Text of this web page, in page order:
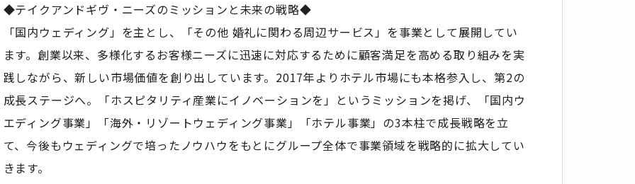
◆テイクアンドギヴ・ニーズのミッションと未来の戦略◆
「国内ウェディング」を主とし、「その他 婚礼に関わる周辺サービス」を事業として展開してい
ます。創業以来、多様化するお客様ニーズに迅速に対応するために顧客満足を高める取り組みを実
践しながら、新しい市場価値を創り出しています。2017年よりホテル市場にも本格参入し、第2の
成長ステージへ。「ホスピタリティ産業にイノベーションを」というミッションを掲げ、「国内ウ
エディング事業」「海外・リゾートウェディング事業」「ホテル事業」の3本柱で成長戦略を立
て、今後もウェディングで培ったノウハウをもとにグループ全体で事業領域を戦略的に拡大してい
きます。